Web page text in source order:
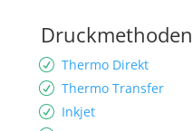
Thermo Direkt
Thermo Transfer
Inkjet